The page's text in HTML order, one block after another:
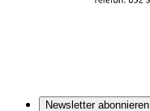
Newsletter abonnieren